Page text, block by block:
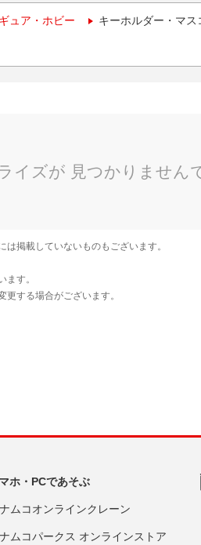
ュア・ホビー キーホルダー・マ
ホ・PCであそぶ
ナムコオンラインクレーン
ナムコパークス オンラインストア